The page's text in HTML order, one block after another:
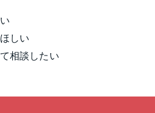
しい
相談したい